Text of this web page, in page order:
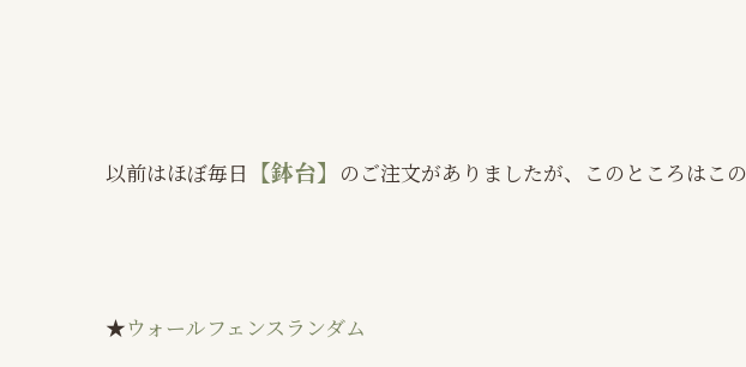
以前はほぼ毎日 【鉢台】 のご注文がありましたが、このところはこの
★ウォールフェンスランダム